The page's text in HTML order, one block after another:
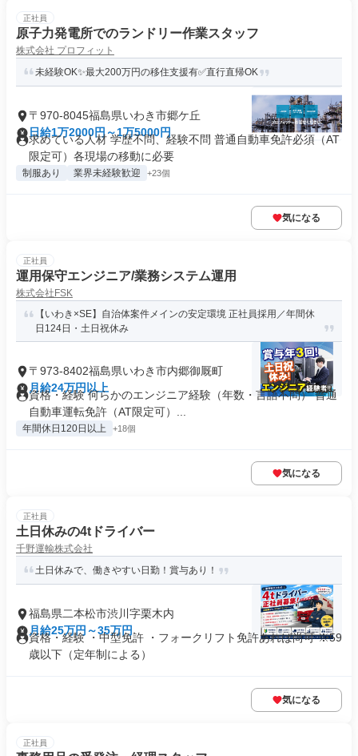
正社員
原子力発電所でのランドリー作業スタッフ
株式会社 プロフィット
未経験OK✨最大200万円の移住支援有✅直行直帰OK
〒970-8045福島県いわき市郷ケ丘
日給1万2000円～1万5000円
求めている人材 学歴不問、経験不問 普通自動車免許必須（AT
限定可）各現場の移動に必要
制服あり 業界未経験歓迎 +23個
気になる
正社員
運用保守エンジニア/業務システム運用
株式会社FSK
【いわき×SE】自治体案件メインの安定環境 正社員採用／年間休
日124日・土日祝休み
〒973-8402福島県いわき市内郷御厩町
月給24万円以上
資格・経験 何らかのエンジニア経験（年数・言語不問） 普通
自動車運転免許（AT限定可）...
年間休日120日以上 +18個
気になる
正社員
土日休みの4tドライバー
千野運輸株式会社
土日休みで、働きやすい日勤！賞与あり！
福島県二本松市渋川字栗木内
月給25万円～35万円
資格・経験 ・中型免許 ・フォークリフト免許あれば尚可 ※59
歳以下（定年制による）
気になる
正社員